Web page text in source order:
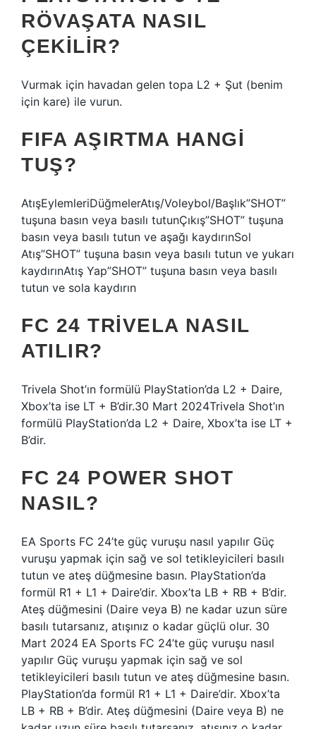
RÖVAŞATA NASIL
ÇEKILIR?
Vurmak için havadan gelen topa L2 + Şut (benim
için kare) ile vurun.
FIFA AŞIRTMA HANGI
TUŞ?
AtışEylemleriDüğmelerAtış/Voleybol/Başlık”SHOT”
tuşuna basın veya basılı tutunÇıkış”SHOT” tuşuna
basın veya basılı tutun ve aşağı kaydırınSol
Atış”SHOT” tuşuna basın veya basılı tutun ve yukarı
kaydırınAtış Yap”SHOT” tuşuna basın veya basılı
tutun ve sola kaydırın
FC 24 TRIVELA NASIL
ATILIR?
Trivela Shot’ın formülü PlayStation’da L2 + Daire,
Xbox’ta ise LT + B’dir.30 Mart 2024Trivela Shot’ın
formülü PlayStation’da L2 + Daire, Xbox’ta ise LT +
B’dir.
FC 24 POWER SHOT
NASIL?
EA Sports FC 24’te güç vuruşu nasıl yapılır Güç
vuruşu yapmak için sağ ve sol tetikleyicileri basılı
tutun ve ateş düğmesine basın. PlayStation’da
formül R1 + L1 + Daire’dir. Xbox’ta LB + RB + B’dir.
Ateş düğmesini (Daire veya B) ne kadar uzun süre
basılı tutarsanız, atışınız o kadar güçlü olur. 30
Mart 2024 EA Sports FC 24’te güç vuruşu nasıl
yapılır Güç vuruşu yapmak için sağ ve sol
tetikleyicileri basılı tutun ve ateş düğmesine basın.
PlayStation’da formül R1 + L1 + Daire’dir. Xbox’ta
LB + RB + B’dir. Ateş düğmesini (Daire veya B) ne